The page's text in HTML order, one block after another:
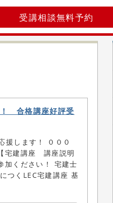
受講相談無料予約
合格講座好評受
援します！ ０００
宅建講座 講座説明
加ください！ 宅建士
つくLEC宅建講座 基